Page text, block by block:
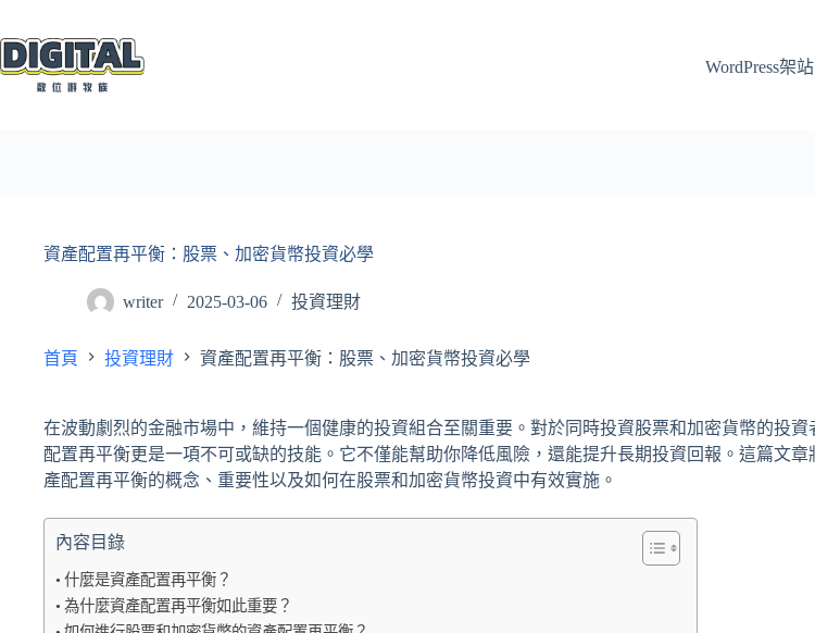
至
主
WordPress架站
資產配置再平衡：股票、加密貨幣投資必學
writer 2025-03-06 投資理財
首頁 投資理財 資產配置再平衡：股票、加密貨幣投資必學
在波動劇烈的金融市場中，維持一個健康的投資組合至關重要。對於同時投資股票和加密貨幣的投資
配置再平衡更是一項不可或缺的技能。它不僅能幫助你降低風險，還能提升長期投資回報。這篇文章
產配置再平衡的概念、重要性以及如何在股票和加密貨幣投資中有效實施。
內容目錄
什麼是資產配置再平衡？
為什麼資產配置再平衡如此重要？